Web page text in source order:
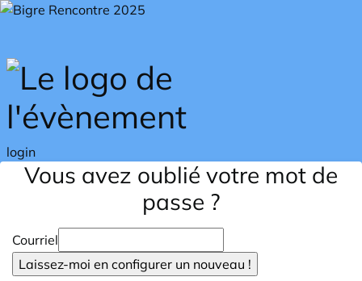
Skip to main content
login
Vous avez oublié votre mot de
passe ?
Courriel
Laissez-moi en configurer un nouveau !